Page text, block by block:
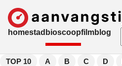
homestad bioscoopfilmblog
TOP 10 A B C D